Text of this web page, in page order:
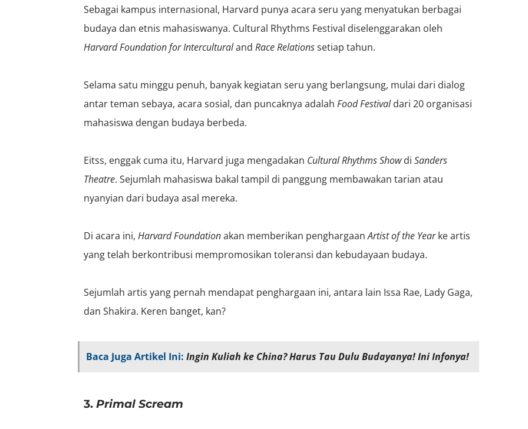
Sebagai kampus internasional, Harvard punya acara seru yang menyatukan berbagai
budaya dan etnis mahasiswanya. Cultural Rhythms Festival diselenggarakan oleh
Harvard Foundation for Interculturaland Race Relationssetiap tahun.
Selama satu minggu penuh, banyak kegiatan seru yang berlangsung, mulai dari dialog
antar teman sebaya, acara sosial, dan puncaknya adalah Food Festivaldari 20 organisasi
mahasiswa dengan budaya berbeda.
Eitss, enggak cuma itu, Harvard juga mengadakan Cultural Rhythms Showdi Sanders
Theatre. Sejumlah mahasiswa bakal tampil di panggung membawakan tarian atau
nyanyian dari budaya asal mereka.
Di acara ini, Harvard Foundationakan memberikan penghargaanArtist of the Yearke artis
yang telah berkontribusi mempromosikan toleransi dan kebudayaan budaya.
Sejumlah artis yang pernah mendapat penghargaan ini, antara lain Issa Rae, Lady Gaga,
dan Shakira. Keren banget, kan?
Baca Juga Artikel Ini: Ingin Kuliah ke China? Harus Tau Dulu Budayanya! Ini Infonya!
3. Primal Scream